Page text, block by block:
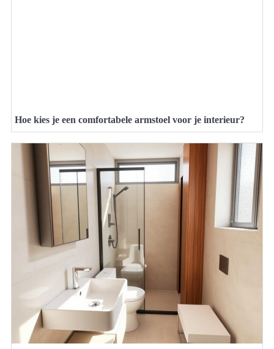
Hoe kies je een comfortabele armstoel voor je interieur?